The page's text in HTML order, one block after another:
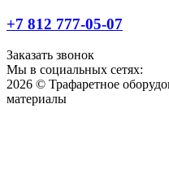
+7 812 777-05-07
Заказать звонок
Мы в социальных сетях:
2026 © Трафаретное
материалы